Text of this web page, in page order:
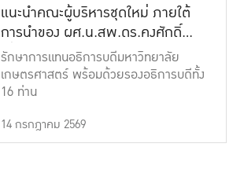
แนะนำคณะผู้บริหารชุดใหม่ ภายใต้
การนำของ ผศ.น.สพ.ดร.คงศักดิ์
เที่ยงธรรม
รักษาการแทนอธิการบดีมหาวิทยาลัย
เกษตรศาสตร์ พร้อมด้วยรองอธิการบดีทั้ง
16 ท่าน
14 กรกฎาคม 2569